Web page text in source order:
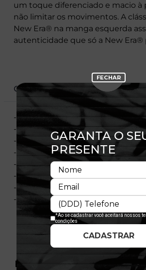
um toque diferenciado e macio à
não limitar os movimentos. A
New Era® na manga esquerda
autenticidade que só a New Era®
CARACTERÍSTICAS
- Estampa frontal
- Etiqueta barra
- Flag New Era bordada
- Manga curta
- Gola redonda
- Material: Malha
- Composição: 100% Algodão
- Licença oficial
PRODUTO SEM ESTOQUE